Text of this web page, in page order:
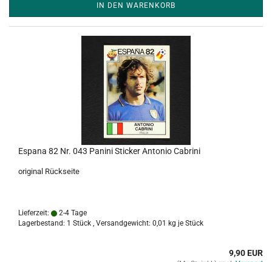
IN DEN WARENKORB
Espana 82 Nr. 043 Panini Sticker Antonio Cabrini
original Rückseite
Lieferzeit:
2-4 Tage
Lagerbestand: 1 Stück , Versandgewicht: 0,01 kg je Stück
9,90 EUR